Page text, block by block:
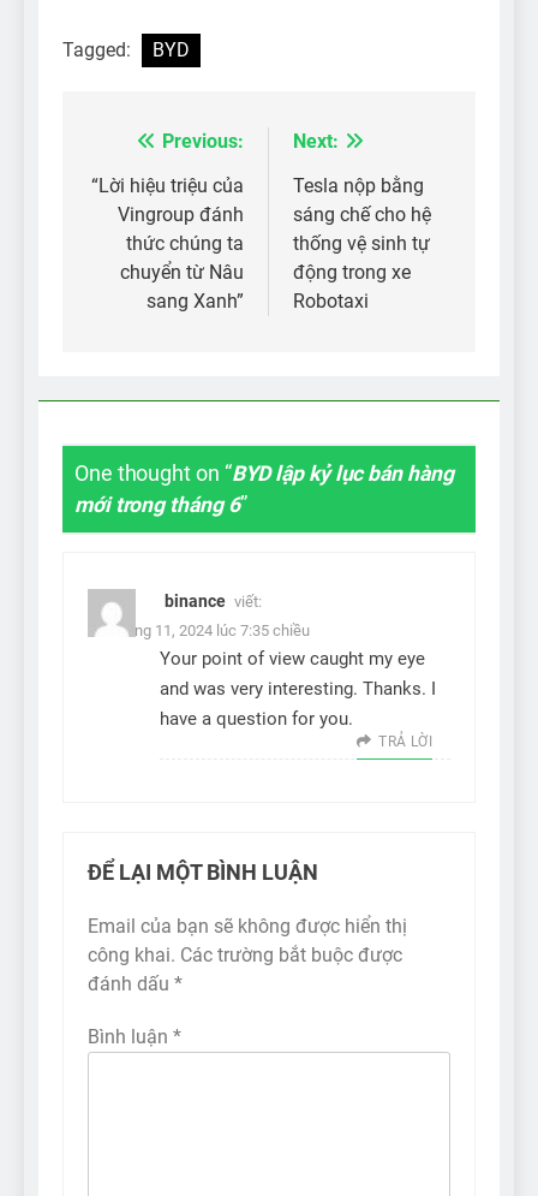
Tagged: BYD
Điều
hướng
viết
Previous:
“Lời hiệu triệu của
Vingroup đánh
thức chúng ta
chuyển từ Nâu
sang Xanh”
Next:
Tesla nộp bằng
sáng chế cho hệ
thống vệ sinh tự
động trong xe
Robotaxi
One thought on “BYD lập kỷ lục bán hàng
mới trong tháng 6”
binance viết:
12 Tháng 11, 2024 lúc 7:35 chiều
Your point of view caught my eye
and was very interesting. Thanks. I
have a question for you.
TRẢ LỜI
ĐỂ LẠI MỘT BÌNH LUẬN
Email của bạn sẽ không được hiển thị
công khai. Các trường bắt buộc được
đánh dấu *
Bình luận *